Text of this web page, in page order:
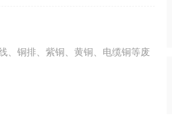
、铜排、紫铜、黄铜、电缆铜等废